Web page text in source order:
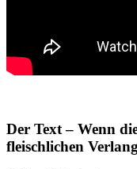
Der Text – Wenn
fleischlichen